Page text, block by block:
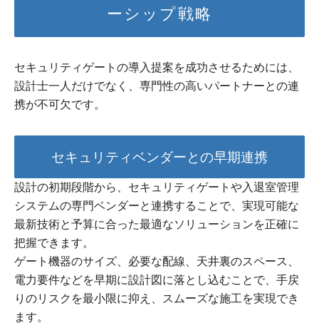
ーシップ戦略
セキュリティゲートの導入提案を成功させるためには、
設計士一人だけでなく、専門性の高いパートナーとの連
携が不可欠です。
セキュリティベンダーとの早期連携
設計の初期段階から、セキュリティゲートや入退室管理
システムの専門ベンダーと連携することで、実現可能な
最新技術と予算に合った最適なソリューションを正確に
把握できます。
ゲート機器のサイズ、必要な配線、天井裏のスペース、
電力要件などを早期に設計図に落とし込むことで、手戻
りのリスクを最小限に抑え、スムーズな施工を実現でき
ます。